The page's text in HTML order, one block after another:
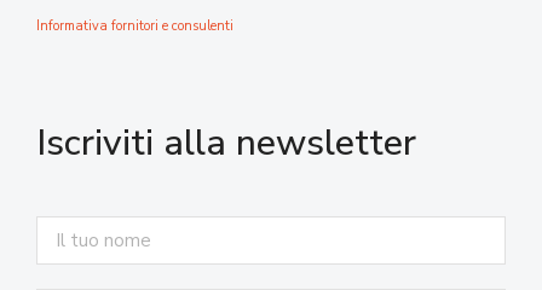
Informativa fornitori e consulenti
Iscriviti alla newsletter